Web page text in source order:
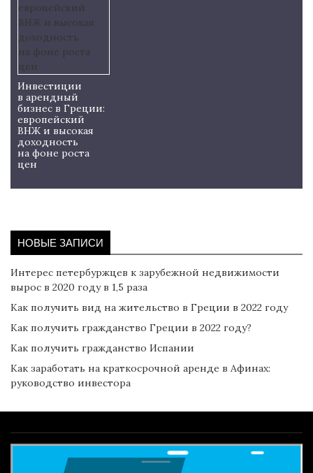
Инвестиции
в арендный
бизнес в Греции:
европейский
ВНЖ и высокая
доходность
на фоне роста
цен
НОВЫЕ ЗАПИСИ
Интерес петербуржцев к зарубежной недвижимости
вырос в 2020 году в 1,5 раза
Как получить вид на жительство в Греции в 2022 году
Как получить гражданство Греции в 2022 году?
Как получить гражданство Испании
Как заработать на краткосрочной аренде в Афинах:
руководство инвестора